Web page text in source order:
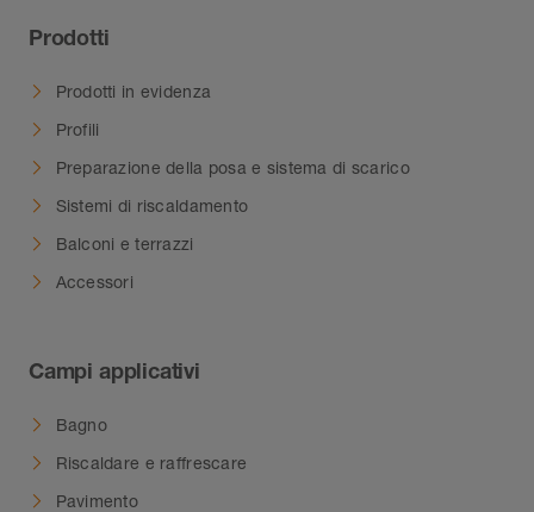
Prodotti
Prodotti in evidenza
Profili
Preparazione della posa e sistema di scarico
Sistemi di riscaldamento
Balconi e terrazzi
Accessori
Campi applicativi
Bagno
Riscaldare e raffrescare
Pavimento